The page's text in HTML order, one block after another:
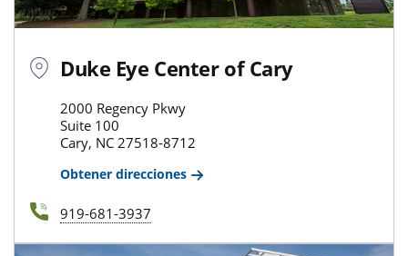
Duke Eye Center of Cary
2000 Regency Pkwy
Suite 100
Cary, NC 27518-8712
Obtener direcciones
919-681-3937